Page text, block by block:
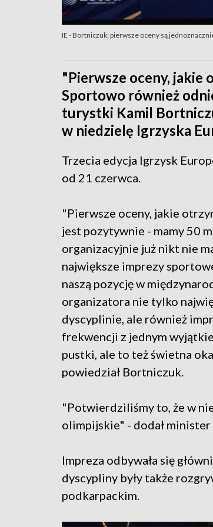
IE - Bortniczuk: pierwsze oceny są
"Pierwsze oceny, jakie
Sportowo również
turystki Kamil
w niedzielę Igrzyska
Trzecia edycja Igrzysk
od 21 czerwca.
"Pierwsze oceny, jakie
jest pozytywnie - mamy 50
organizacyjnie już nikt nie
największe imprezy
naszą pozycję w
organizatora nie tylko
dyscyplinie, ale również
frekwencji z jednym
pustki, ale to też świetna
powiedział Bortniczuk.
"Potwierdziliśmy to, że w
olimpijskie" - dodał
Impreza odbywała się
dyscypliny były także
podkarpackim.